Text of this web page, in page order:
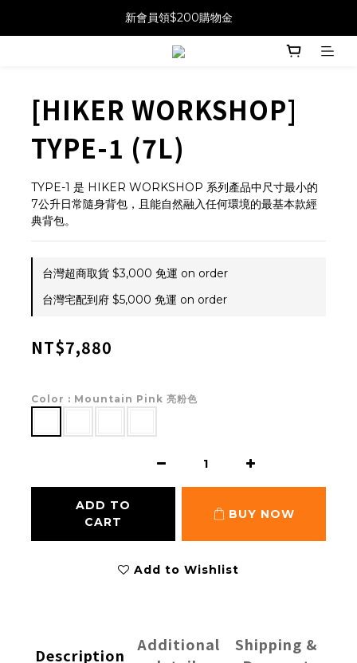
新會員領$200購物金
[HIKER WORKSHOP]
TYPE-1 (7L)
TYPE-1 是 HIKER WORKSHOP 系列產品中尺寸最小的
7公升日常隨身背包，且能自然融入任何環境的最基本款經
典背包。
台灣超商取貨 $3,000 免運 on order
台灣宅配到府 $5,000 免運 on order
NT$7,880
Color : Mountain Pink 亮粉色
ADD TO
CART
BUY NOW
Add to Wishlist
Description
Additional
Shipping &